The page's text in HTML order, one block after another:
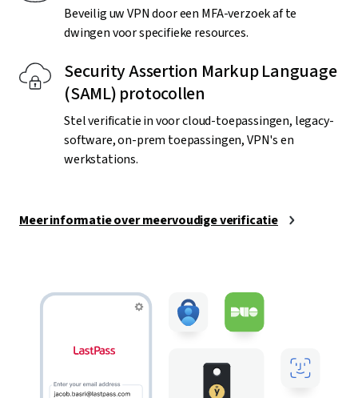
Beveilig uw VPN door een MFA-verzoek af te
dwingen voor specifieke resources.
Security Assertion Markup Language
(SAML) protocollen
Stel verificatie in voor cloud-toepassingen, legacy-
software, on-prem toepassingen, VPN's en
werkstations.
Meer informatie over meervoudige verificatie